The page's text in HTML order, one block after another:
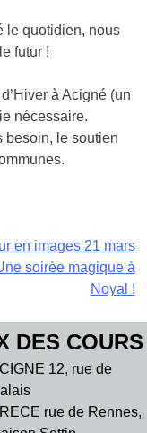
le quotidien, nous
futur !
à Acigné (un
nécessaire.
besoin, le soutien
en images 21 mars
soirée magique à
Noyal !
DES COURS
12, rue de
rue de Rennes,